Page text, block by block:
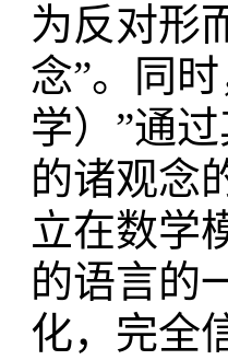
为反对形
念”。同
学）”通
的诸观念
立在数学
的语言的
化，完全